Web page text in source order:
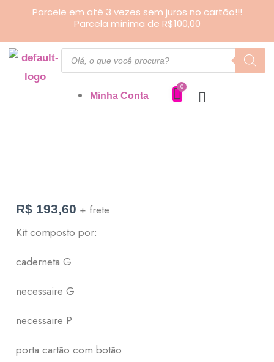
Parcele em até 3 vezes sem juros no cartão!!!
Parcela mínima de R$100,00
Pesquisar
produtos
Minha Conta
R$ 193,60 + frete
Kit composto por:
caderneta G
necessaire G
necessaire P
porta cartão com botão
personalizado